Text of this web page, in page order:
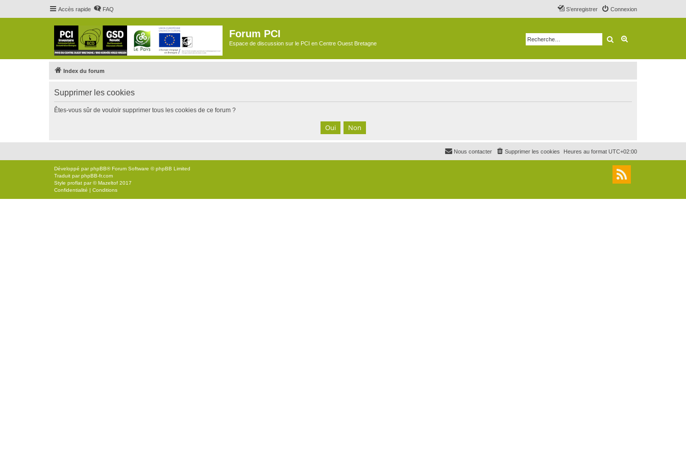
Accès rapide FAQ Connexion
S’enregistrer
Forum PCI
Espace de discussion sur le PCI en Centre Ouest Bretagne Rechercher
Index du forum
Supprimer les cookies
Êtes-vous sûr de vouloir supprimer tous les cookies de ce forum ?
Heures au format UTC+02:00
Supprimer les cookies
Nous contacter
Développé parphpBB® Forum Software © phpBB Limited
Traduit parphpBB-fr.com
Style proflat par ©Mazeltof 2017
Confidentialité | Conditions